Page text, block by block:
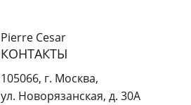
Pierre Cesar
КОНТАКТЫ
105066, г. Москва,
ул. Новорязанская, д. 30А